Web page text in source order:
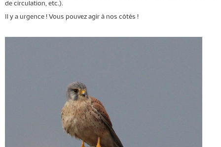
de circulation, etc.).
Il y a urgence ! Vous pouvez agir à nos côtés !